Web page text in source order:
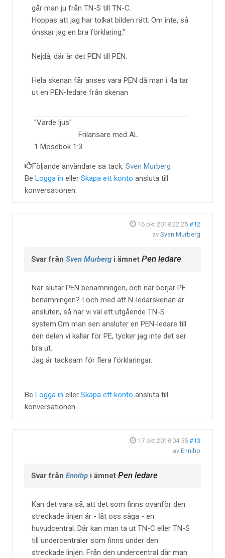
går man ju från TN-S till TN-C.
Hoppas att jag har tolkat bilden rätt. Om inte, så
önskar jag en bra förklaring.
Nejdå, där är det PEN till PEN.
Hela skenan får anses vara PEN då man i 4a tar
ut en PEN-ledare från skenan
"Varde ljus"
Frilansare med AL
1 Mosebok 1:3
Följande användare sa tack: Sven Murberg
Be Logga in eller Skapa ett konto ansluta till
konversationen.
16 okt 2018 22:25 #12
av Sven Murberg
Svar från Sven Murberg i ämnet Pen ledare
När slutar PEN benämningen, och när börjar PE
benämningen? I och med att N-ledarskenan är
ansluten, så har vi väl ett utgående TN-S
system.Om man sen ansluter en PEN-ledare till
den delen vi kallar för PE, tycker jag inte det ser
bra ut.
Jag är tacksam för flera förklaringar.
Be Logga in eller Skapa ett konto ansluta till
konversationen.
17 okt 2018 04:55 #13
av Ennihp
Svar från Ennihp i ämnet Pen ledare
Kan det vara så, att det som finns ovanför den
streckade linjen är - låt oss säga - en
huvudcentral. Där kan man ta ut TN-C eller TN-S
till undercentraler som finns under den
streckade linjen. Från den undercentral där man